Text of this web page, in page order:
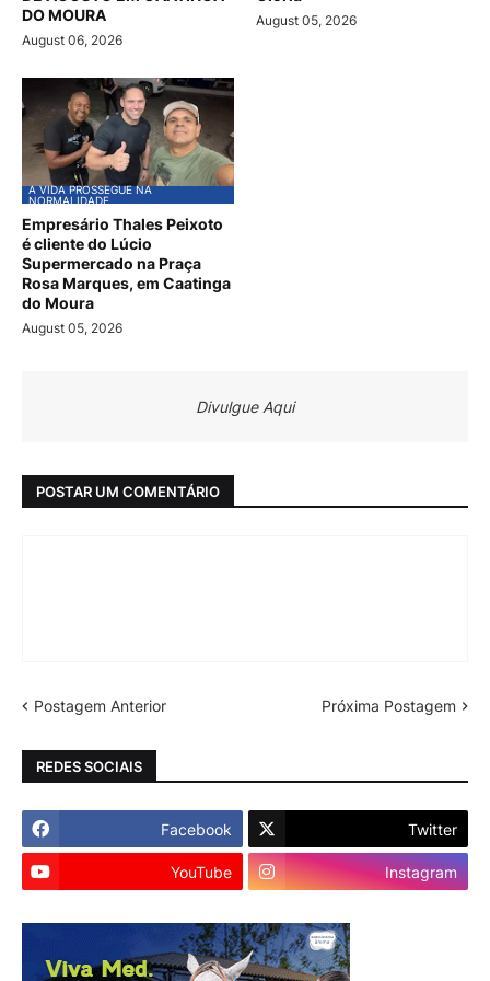
DO MOURA
August 06, 2026
August 05, 2026
A VIDA PROSSEGUE NA
NORMALIDADE
Empresário Thales Peixoto
é cliente do Lúcio
Supermercado na Praça
Rosa Marques, em Caatinga
do Moura
August 05, 2026
Divulgue Aqui
POSTAR UM COMENTÁRIO
Postagem Anterior Próxima Postagem
REDES SOCIAIS
Facebook Twitter
YouTube Instagram